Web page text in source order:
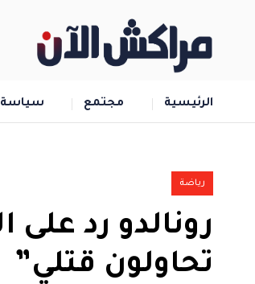
الرئيسية مجتمع سياسة
رياضة
تحاولون قتلي”